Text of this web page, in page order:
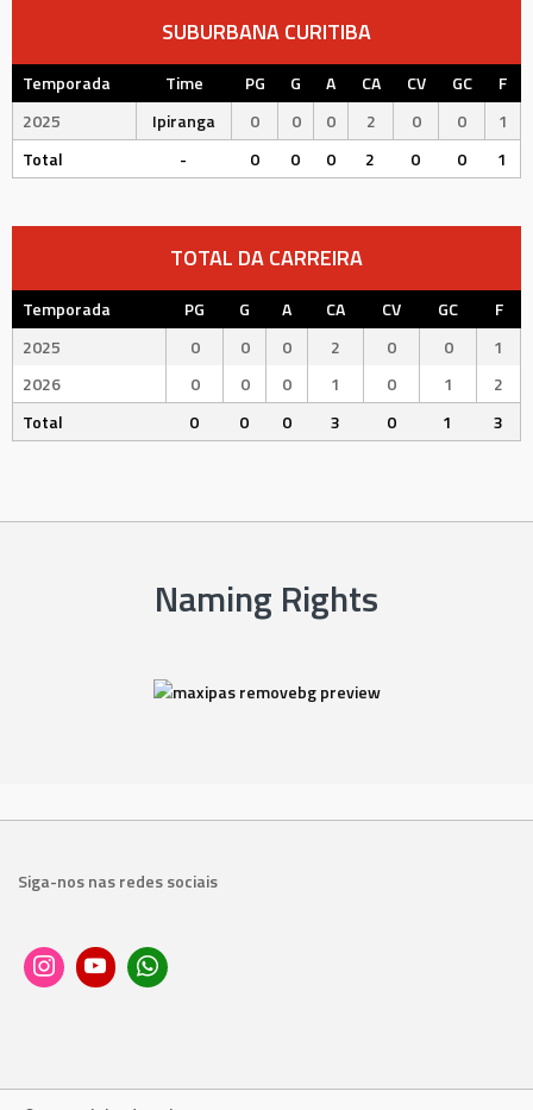
SUBURBANA CURITIBA
Temporada Time PG G A CA CV GC
F
2025
Ipiranga 0 0 0 2 0 0
1
Total
- 0 0 0 2 0 0 1
TOTAL DA CARREIRA
Temporada PG G A CA CV GC
F
2025
0 0 0 2 0 0
1
2026
0 0 0 1 0 1
2
Total
0 0 0 3 0 1 3
Naming Rights
Siga-nos nas redes sociais